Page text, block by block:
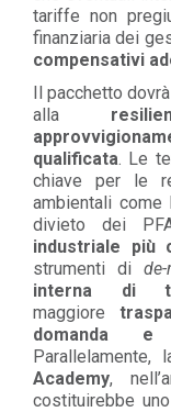
tariffe non
finanziaria dei
compensativi
Il pacchetto
alla
qualificata. Le
chiave per le
ambientali
divieto dei
industriale più
strumenti di
interna di
maggiore
domanda e
Parallelamente,
Academy,
costituirebbe